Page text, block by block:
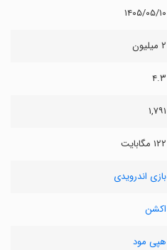
۱۴۰۵/۰۵/۱۰
۲ میلیون
۴.۳
۱,۷۹۱
۱۲۲ مگابایت
بازی اندرویدی
اکشن
هپی مود